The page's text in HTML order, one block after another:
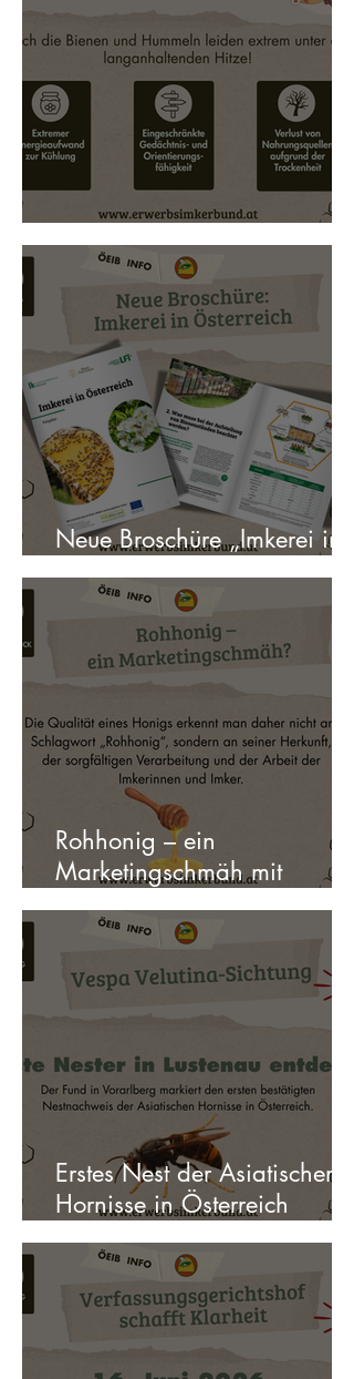
Bienen und Hitze
Neue Broschüre „Imkerei in
Österreich“ erschienen
Rohhonig – ein
Marketingschmäh mit
irreführender Wirkung
Erstes Nest der Asiatischen
Hornisse in Österreich
entdeckt